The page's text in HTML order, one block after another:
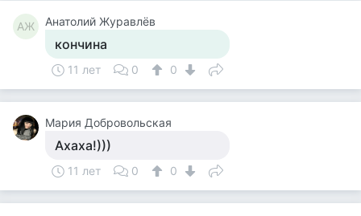
АЖ Анатолий Журавлёв
кончина
11 лет 0 0
Мария Добровольская
Ахаха!)))
11 лет 0 0